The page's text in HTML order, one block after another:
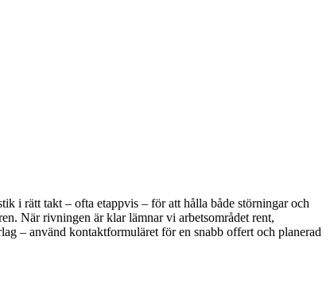
i rätt takt – ofta etappvis – för att hålla både störningar och
När rivningen är klar lämnar vi arbetsområdet rent,
– använd kontaktformuläret för en snabb offert och planerad